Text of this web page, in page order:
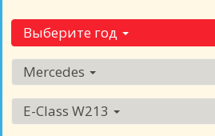
Выберите год
Mercedes
E-Class W213